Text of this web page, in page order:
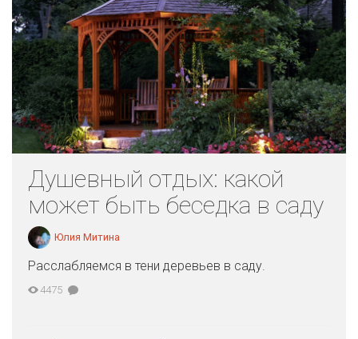
Душевный отдых: какой
может быть беседка в саду
Юлия Митина
Расслабляемся в тени деревьев в саду.
4475